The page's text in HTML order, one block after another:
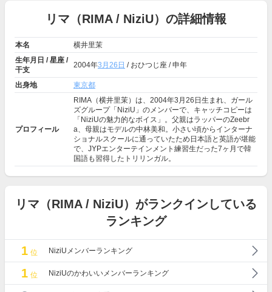
リマ（RIMA / NiziU）の詳細情報
本名
横井里茉
生年月日 / 星座 /
干支
2004年3月26日 / おひつじ座 / 申年
出身地 東京都
プロフィール
RIMA（横井里茉）は、2004年3月26日生まれ、ガール
ズグループ「NiziU」のメンバーで、キャッチコピーは
「NiziUの魅力的なボイス」。父親はラッパーのZeebr
a、母親はモデルの中林美和。小さい頃からインターナ
ショナルスクールに通っていたため日本語と英語が堪能
で、JYPエンターテインメント練習生だった7ヶ月で韓
国語も習得したトリリンガル。
リマ（RIMA / NiziU）がランクインしている
ランキング
1 位 NiziUメンバーランキング
1 位 NiziUのかわいいメンバーランキング